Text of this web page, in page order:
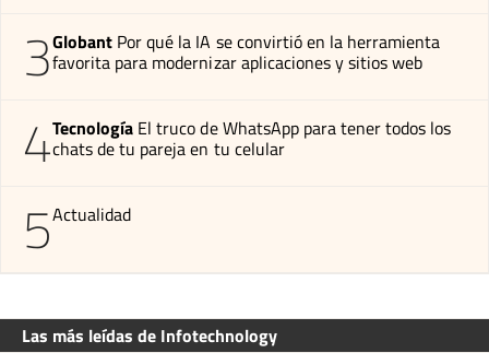
3Globant Por qué la IA se convirtió en la herramienta
favorita para modernizar aplicaciones y sitios web
4Tecnología El truco de WhatsApp para tener todos los
chats de tu pareja en tu celular
5Actualidad
Las más leídas de Infotechnology